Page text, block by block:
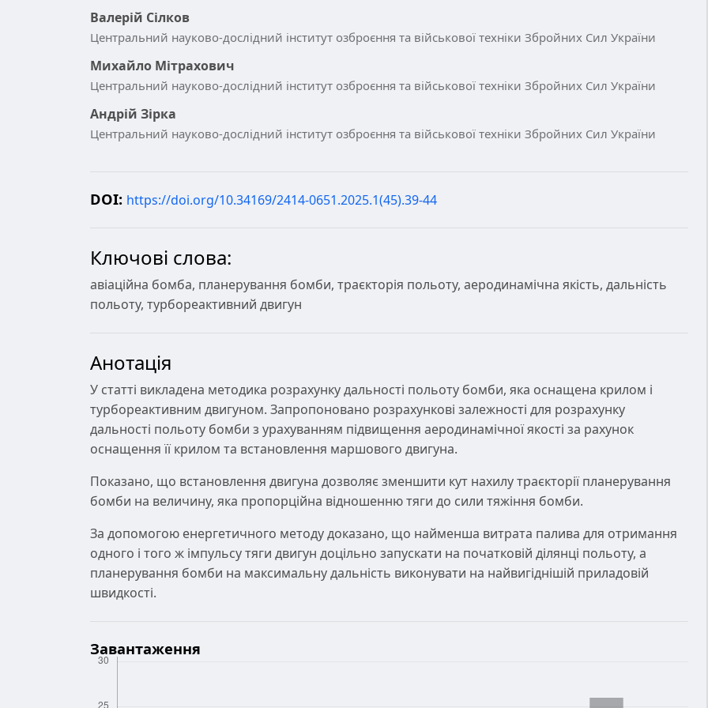
Валерій Сілков
Центральний науково-дослідний інститут озброєння та військової техніки Збройних Сил України
Михайло Мітрахович
Центральний науково-дослідний інститут озброєння та військової техніки Збройних Сил України
Андрій Зірка
Центральний науково-дослідний інститут озброєння та військової техніки Збройних Сил України
DOI: https://doi.org/10.34169/2414-0651.2025.1(45).39-44
Ключові слова:
авіаційна бомба, планерування бомби, траєкторія польоту, аеродинамічна якість, дальність
польоту, турбореактивний двигун
Анотація
У статті викладена методика розрахунку дальності польоту бомби, яка оснащена крилом і
турбореактивним двигуном. Запропоновано розрахункові залежності для розрахунку
дальності польоту бомби з урахуванням підвищення аеродинамічної якості за рахунок
оснащення її крилом та встановлення маршового двигуна.
Показано, що встановлення двигуна дозволяє зменшити кут нахилу траєкторії планерування
бомби на величину, яка пропорційна відношенню тяги до сили тяжіння бомби.
За допомогою енергетичного методу доказано, що найменша витрата палива для отримання
одного і того ж імпульсу тяги двигун доцільно запускати на початковій ділянці польоту, а
планерування бомби на максимальну дальність виконувати на найвигіднішій приладовій
швидкості.
Завантаження